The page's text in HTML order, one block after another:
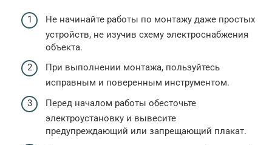
Не начинайте работы по монтажу даже простых
устройств, не изучив схему электроснабжения
объекта.
При выполнении монтажа, пользуйтесь
исправным и поверенным инструментом.
Перед началом работы обесточьте
электроустановку и вывесите
предупреждающий или запрещающий плакат.